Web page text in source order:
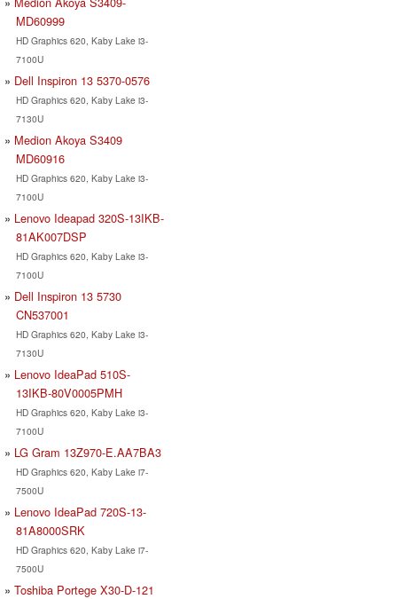
MD60999
HD Graphics 620, Kaby Lake i3-
7100U
Dell Inspiron 13 5370-0576
HD Graphics 620, Kaby Lake i3-
7130U
Medion Akoya S3409
MD60916
HD Graphics 620, Kaby Lake i3-
7100U
Lenovo Ideapad 320S-13IKB-
81AK007DSP
HD Graphics 620, Kaby Lake i3-
7100U
Dell Inspiron 13 5730
CN537001
HD Graphics 620, Kaby Lake i3-
7130U
Lenovo IdeaPad 510S-
13IKB-80V0005PMH
HD Graphics 620, Kaby Lake i3-
7100U
LG Gram 13Z970-E.AA7BA3
HD Graphics 620, Kaby Lake i7-
7500U
Lenovo IdeaPad 720S-13-
81A8000SRK
HD Graphics 620, Kaby Lake i7-
7500U
Toshiba Portege X30-D-121